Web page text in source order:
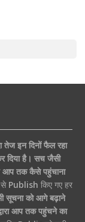
इन दिनों फैल रहा
है। सच जैसी
तक कैसे पहुंचाना
Publish किए गए हर
सूचना को आगे बढ़ाने
आप तक पहुंचने का